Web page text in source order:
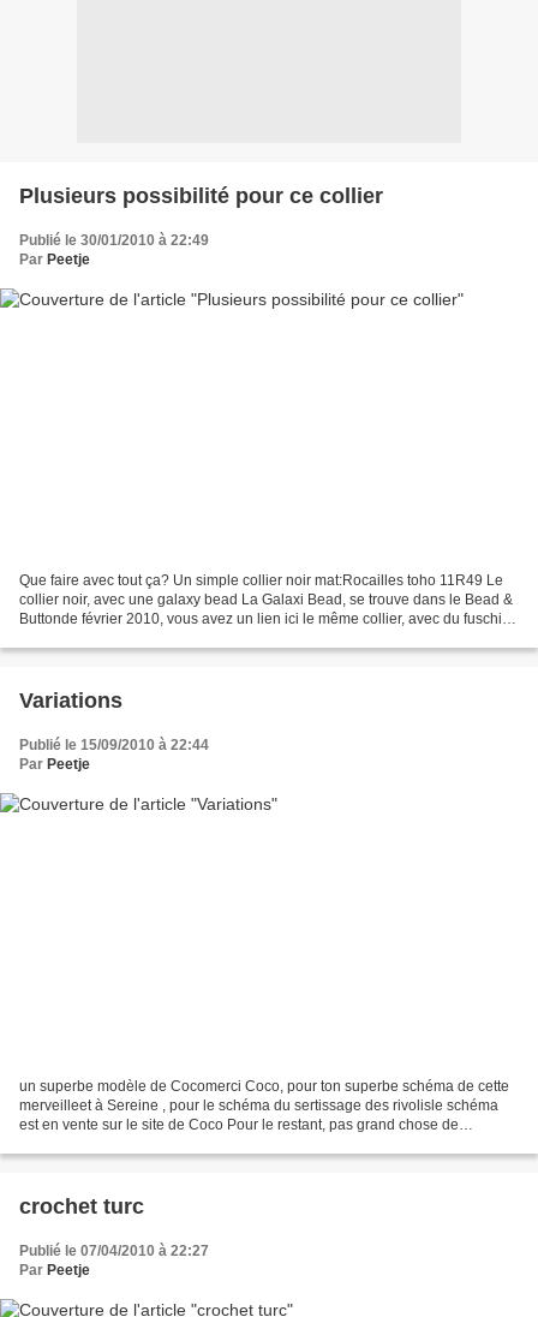
Plusieurs possibilité pour ce collier
Publié le 30/01/2010 à 22:49
Par Peetje
Que faire avec tout ça? Un simple collier noir mat:Rocailles toho 11R49 Le
collier noir, avec une galaxy bead La Galaxi Bead, se trouve dans le Bead &
Buttonde février 2010, vous avez un lien ici le même collier, avec du fuschia
Variations
Publié le 15/09/2010 à 22:44
Par Peetje
un superbe modèle de Cocomerci Coco, pour ton superbe schéma de cette
merveilleet à Sereine , pour le schéma du sertissage des rivolisle schéma
est en vente sur le site de Coco Pour le restant, pas grand chose de
crochet turc
Publié le 07/04/2010 à 22:27
Par Peetje